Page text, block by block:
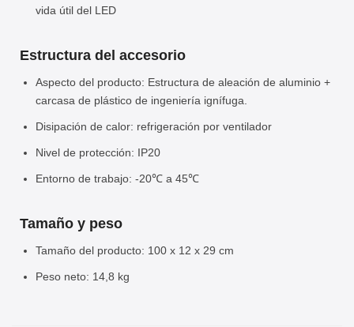
vida útil del LED
Estructura del accesorio
Aspecto del producto: Estructura de aleación de aluminio +
carcasa de plástico de ingeniería ignífuga.
Disipación de calor: refrigeración por ventilador
Nivel de protección: IP20
Entorno de trabajo: -20℃ a 45℃
Tamaño y peso
Tamaño del producto: 100 x 12 x 29 cm
Peso neto: 14,8 kg